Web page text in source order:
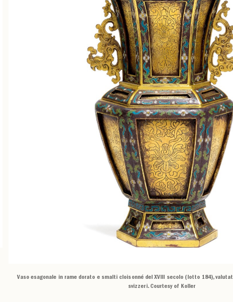
Vaso esagonale in rame dorato e smalti cloisonné del XVIII secolo (lotto 184),
svizzeri. Courtesy of Koller